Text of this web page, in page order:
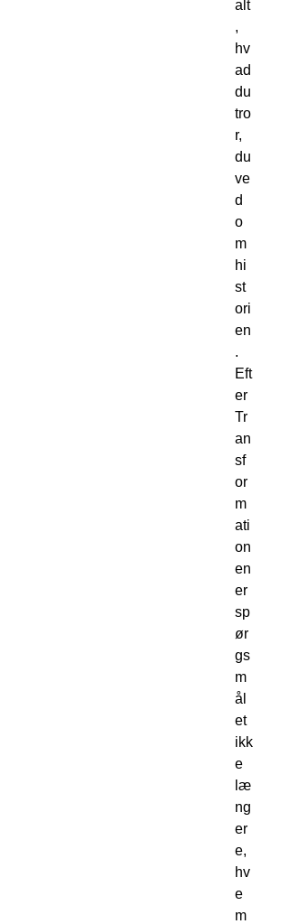
alt
,
hv
ad
du
tro
r,
du
ve
d
o
m
hi
st
ori
en
.
Eft
er
Tr
an
sf
or
m
ati
on
en
er
sp
ør
gs
m
ål
et
ikk
e
læ
ng
er
e,
hv
e
m